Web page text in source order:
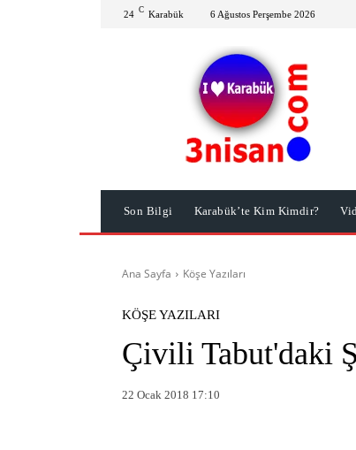
24 C Karabük 6 Ağustos Perşembe 2026
Son Bilgi Karabük’te Kim Kimdir?
Ana Sayfa Köşe Yazıları
KÖŞE YAZILARI
Çivili Tabut'daki
22 Ocak 2018 17:10